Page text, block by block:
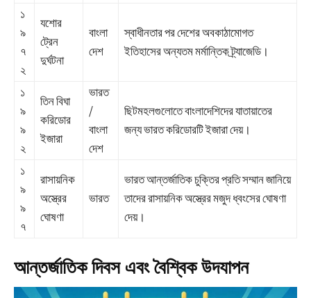
১
৯
৭
২
যশোর
ট্রেন
দুর্ঘটনা
বাংলা
দেশ
স্বাধীনতার পর দেশের অবকাঠামোগত
ইতিহাসের অন্যতম মর্মান্তিক ট্র্যাজেডি।
১
৯
৯
২
তিন বিঘা
করিডোর
ইজারা
ভারত
/
বাংলা
দেশ
ছিটমহলগুলোতে বাংলাদেশিদের যাতায়াতের
জন্য ভারত করিডোরটি ইজারা দেয়।
১
৯
৯
৭
রাসায়নিক
অস্ত্রের
ঘোষণা
ভারত
ভারত আন্তর্জাতিক চুক্তির প্রতি সম্মান জানিয়ে
তাদের রাসায়নিক অস্ত্রের মজুদ ধ্বংসের ঘোষণা
দেয়।
আন্তর্জাতিক দিবস এবং বৈশ্বিক উদযাপন